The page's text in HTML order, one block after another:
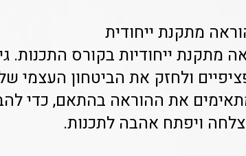
מתקנת ייחודית
מתקנת ייחודיות בקורס התכנות.
ולחזק את הביטחון העצמי
את ההוראה בהתאם, כדי
ויפתח אהבה לתכנות.